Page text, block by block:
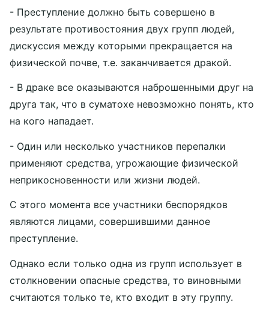
- Преступление должно быть совершено в
результате противостояния двух групп людей,
дискуссия между которыми прекращается на
физической почве, т.е. заканчивается дракой.
- В драке все оказываются наброшенными друг на
друга так, что в суматохе невозможно понять, кто
на кого нападает.
- Один или несколько участников перепалки
применяют средства, угрожающие физической
неприкосновенности или жизни людей.
С этого момента все участники беспорядков
являются лицами, совершившими данное
преступление.
Однако если только одна из групп использует в
столкновении опасные средства, то виновными
считаются только те, кто входит в эту группу.